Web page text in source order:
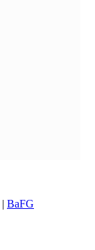
| BaFG